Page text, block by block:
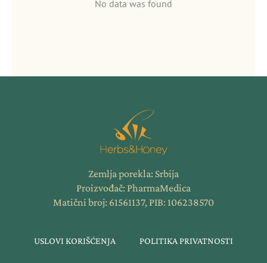
No data was found
Zemlja porekla: Srbija
Proizvođač: PharmaMedica
Matični broj: 61561137, PIB: 106238570
USLOVI KORIŠĆENJA POLITIKA PRIVATNOSTI